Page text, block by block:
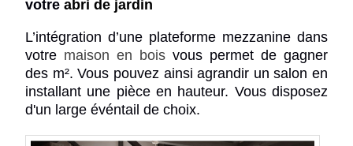
votre abri de jardin
L’intégration d’une plateforme mezzanine dans
votre maison en bois vous permet de gagner
des m². Vous pouvez ainsi agrandir un salon en
installant une pièce en hauteur. Vous disposez
d'un large événtail de choix.